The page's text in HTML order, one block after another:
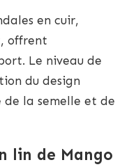
en cuir,
offrent
Le niveau de
du design
de la semelle et de
lin de Mango